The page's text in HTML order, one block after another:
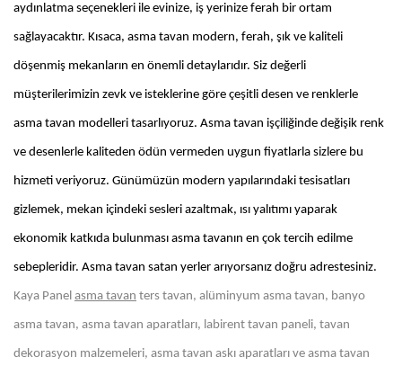
aydınlatma seçenekleri ile evinize, iş yerinize ferah bir ortam
sağlayacaktır. Kısaca, asma tavan modern, ferah, şık ve kaliteli
döşenmiş mekanların en önemli detaylarıdır. Siz değerli
müşterilerimizin zevk ve isteklerine göre çeşitli desen ve renklerle
asma tavan modelleri tasarlıyoruz. Asma tavan işçiliğinde değişik renk
ve desenlerle kaliteden ödün vermeden uygun fiyatlarla sizlere bu
hizmeti veriyoruz. Günümüzün modern yapılarındaki tesisatları
gizlemek, mekan içindeki sesleri azaltmak, ısı yalıtımı yaparak
ekonomik katkıda bulunması asma tavanın en çok tercih edilme
sebepleridir. Asma tavan satan yerler arıyorsanız doğru adrestesiniz.
Kaya Panel asma tavan ters tavan, alüminyum asma tavan, banyo
asma tavan, asma tavan aparatları, labirent tavan paneli, tavan
dekorasyon malzemeleri, asma tavan askı aparatları ve asma tavan